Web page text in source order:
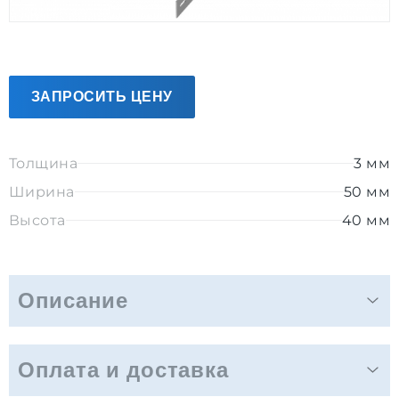
ЗАПРОСИТЬ ЦЕНУ
Толщина
3 мм
Ширина
50 мм
Высота
40 мм
Описание
Оплата и доставка